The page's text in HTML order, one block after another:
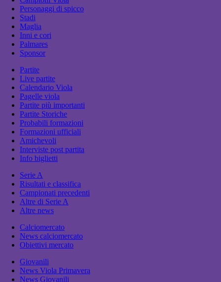
Personaggi di spicco
Stadi
Maglia
Inni e cori
Palmares
Sponsor
Partite
Live partite
Calendario Viola
Pagelle viola
Partite più importanti
Partite Storiche
Probabili formazioni
Formazioni ufficiali
Amichevoli
Interviste post partita
Info biglietti
Serie A
Risultati e classifica
Campionati precedenti
Altre di Serie A
Altre news
Calciomercato
News calciomercato
Obiettivi mercato
Giovanili
News Viola Primavera
News Giovanili